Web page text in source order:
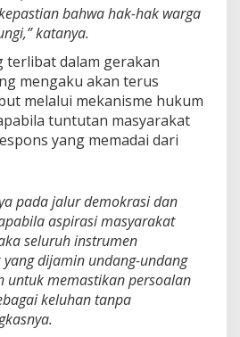
bahwa hak-hak warga
katanya.
terlibat dalam gerakan
mengaku akan terus
melalui mekanisme hukum
tuntutan masyarakat
yang memadai dari
pada jalur demokrasi dan
aspirasi masyarakat
seluruh instrumen
dijamin undang-undang
untuk memastikan persoalan
keluhan tanpa